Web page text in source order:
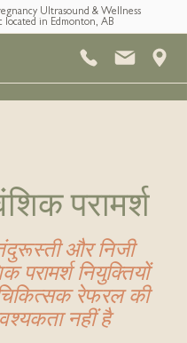
Ultrasound & Wellness
located in Edmonton, AB
परामर्श
और निजी
परामर्श नियुक्तियों
रेफरल की
नहीं है